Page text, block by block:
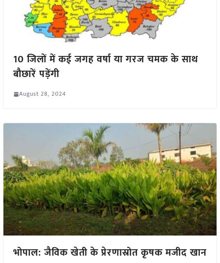
10 जिलों में कई जगह वर्षा या गरज चमक के साथ
बौछारें पड़ेंगी
August 28, 2024
भोपाल: जैविक खेती के प्रेरणास्रोत कृषक मजीद खान